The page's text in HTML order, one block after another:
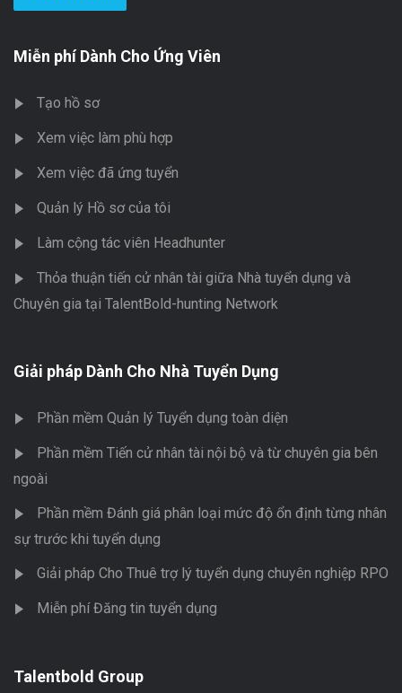
Miễn phí Dành Cho Ứng Viên
Tạo hồ sơ
Xem việc làm phù hợp
Xem việc đã ứng tuyển
Quản lý Hồ sơ của tôi
Làm cộng tác viên Headhunter
Thỏa thuận tiến cử nhân tài giữa Nhà tuyển dụng và
Chuyên gia tại TalentBold-hunting Network
Giải pháp Dành Cho Nhà Tuyển Dụng
Phần mềm Quản lý Tuyển dụng toàn diện
Phần mềm Tiến cử nhân tài nội bộ và từ chuyên gia bên
ngoài
Phần mềm Đánh giá phân loại mức độ ổn định từng nhân
sự trước khi tuyển dụng
Giải pháp Cho Thuê trợ lý tuyển dụng chuyên nghiệp RPO
Miễn phí Đăng tin tuyển dụng
Talentbold Group